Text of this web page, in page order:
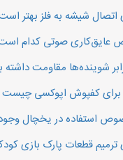
شیشه به فلز بهتر
صوتی کدام
شوینده‌ها مقاومت
کفپوش اپوکسی چیست
استفاده در یخچال وجود
قطعات پارک بازی